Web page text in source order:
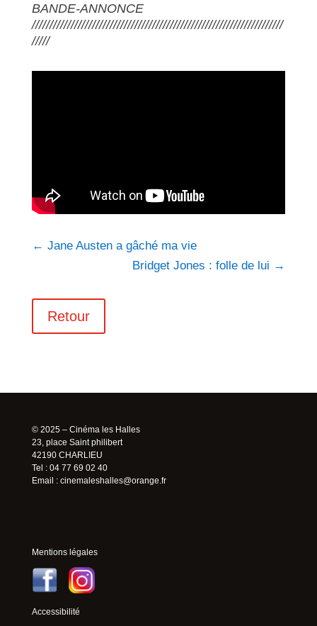
BANDE-ANNONCE
///////////////////////////////////////////////////////////////////////
/////
← Jane Austen a gâché ma vie
Bridget Jones : folle de lui →
Retour
© 2025 – Cinéma les Halles
23, place Saint philibert
42190 CHARLIEU
Tel : 04 77 69 02 40
Email : cinemaleshalles@orange.fr
Mentions légales
Accessibilité